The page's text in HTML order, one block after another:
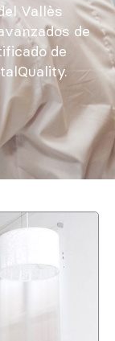
Vallès
de
de